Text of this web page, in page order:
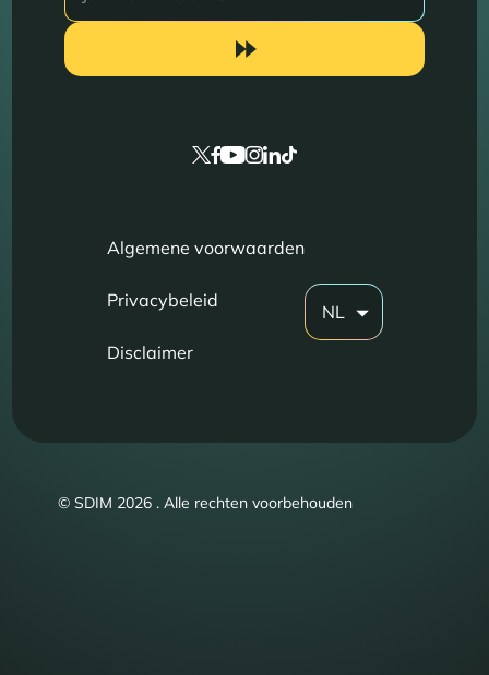
Algemene voorwaarden
Privacybeleid
Disclaimer
NL
© SDIM 2026 . Alle rechten voorbehouden